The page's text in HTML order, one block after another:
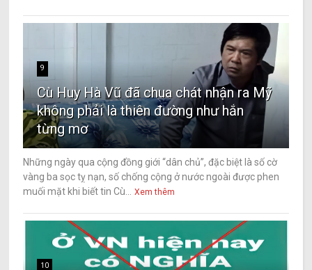
9
Cù Huy Hà Vũ đã chua chát nhận ra Mỹ
không phải là thiên đường như hắn
từng mơ
Những ngày qua cộng đồng giới “dân chủ”, đặc biệt là số cờ
vàng ba sọc tỵ nạn, số chống cộng ở nước ngoài được phen
muối mặt khi biết tin Cù...
Xem thêm
10